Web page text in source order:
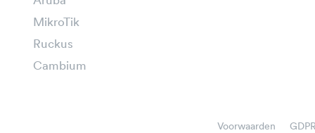
MikroTik
Ruckus
Cambium
Voorwaarden